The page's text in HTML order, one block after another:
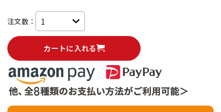
注文数：
カートに入れる